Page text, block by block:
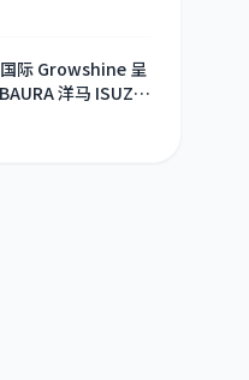
际 Growshine 呈
洋马 ISUZU
RHF3 涡轮增压